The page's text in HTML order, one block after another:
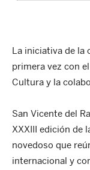
La iniciativa de la
primera vez con
Cultura y la
San Vicente del
XXXIII edición de
novedoso que
internacional y